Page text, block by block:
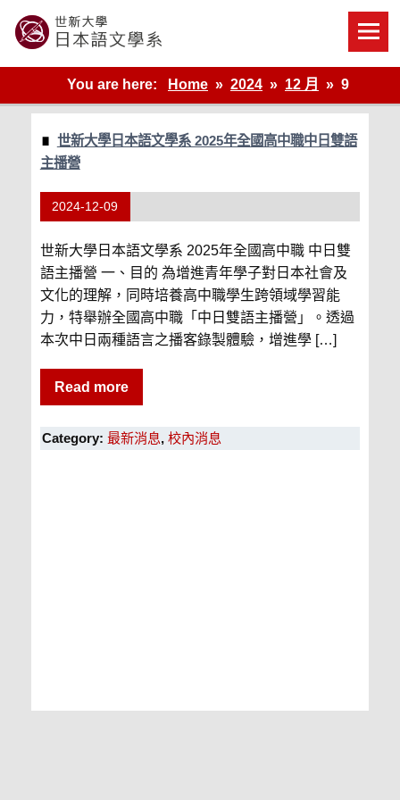
content
世新大學教學單位的網站
You are here:
Home 2024 12 月 9
世新大學日本語文學系 2025年全國高中職中日雙語
主播營
2024-12-09
世新大學日本語文學系 2025年全國高中職 中日雙
語主播營 一、目的 為增進青年學子對日本社會及
文化的理解，同時培養高中職學生跨領域學習能
力，特舉辦全國高中職「中日雙語主播營」。透過
本次中日兩種語言之播客錄製體驗，增進學 […]
Read more
Category: 最新消息, 校內消息